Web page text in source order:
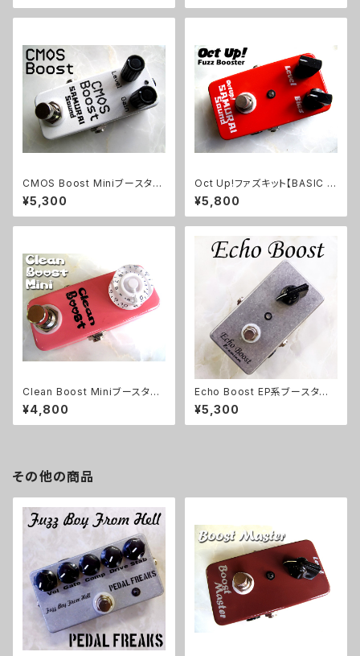
CMOS Boost Miniブースター
キット【BASIC KIT】
¥5,300
Oct Up!ファズキット【BASIC KI
T】
¥5,800
Clean Boost Miniブースター
キット【BASIC KIT】
¥4,800
Echo Boost EP系ブースター
【BASIC KIT】
¥5,300
その他の商品